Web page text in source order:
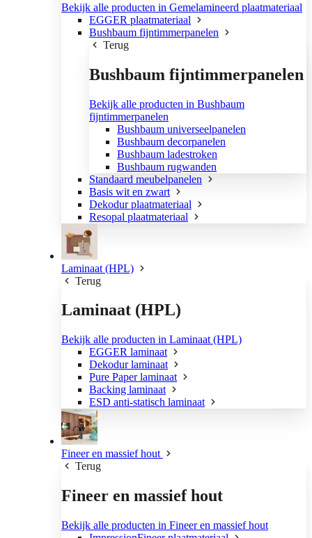
Bekijk alle producten in Gemelamineerd plaatmateriaal
EGGER plaatmateriaal
Bushbaum fijntimmerpanelen
Terug
Bushbaum fijntimmerpanelen
Bekijk alle producten in Bushbaum
fijntimmerpanelen
Bushbaum universeelpanelen
Bushbaum decorpanelen
Bushbaum ladestroken
Bushbaum rugwanden
Standaard meubelpanelen
Basis wit en zwart
Dekodur plaatmateriaal
Resopal plaatmateriaal
Laminaat (HPL)
Terug
Laminaat (HPL)
Bekijk alle producten in Laminaat (HPL)
EGGER laminaat
Dekodur laminaat
Pure Paper laminaat
Backing laminaat
ESD anti-statisch laminaat
Fineer en massief hout
Terug
Fineer en massief hout
Bekijk alle producten in Fineer en massief hout